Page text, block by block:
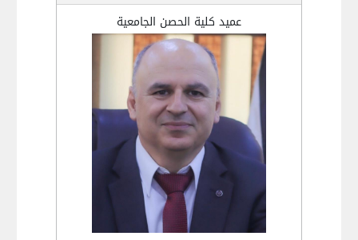
عميد كلية الحصن الجامعية